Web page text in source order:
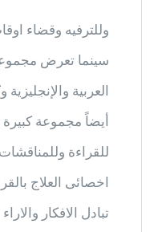
وللترفيه وقضاء
سينما تعرض
العربية
أيضاً مجموعة
للقراءة
اخصائى العلاج
تبادل الافكار